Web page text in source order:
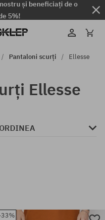
și beneficiați de o
5%!
Pantaloni scurți Ellesse
Ellesse
ORDINEA